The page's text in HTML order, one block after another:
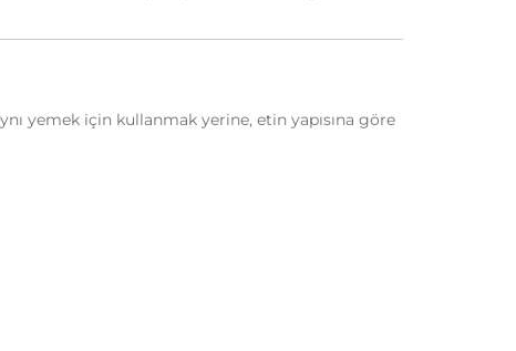
yemek için kullanmak yerine, etin yapısına göre